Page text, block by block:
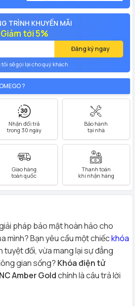
TRÌNH KHUYẾN MÃI
Giảm tới 5%
Đăng ký ngay
sẽ gọi lại cho quý khách
?
Nhận đổi trả
trong 30 ngày
Bảo hành
tại nhà
Giao hàng
toàn quốc
Thanh toán
khi nhận hàng
pháp bảo mật hoàn hảo cho
mình? Bạn yêu cầu một chiếckhóa
tuyệt đối, vừa mang lại sự đẳng
gian sống? Khóa điện tử
Amber Goldchính là câu trả lời